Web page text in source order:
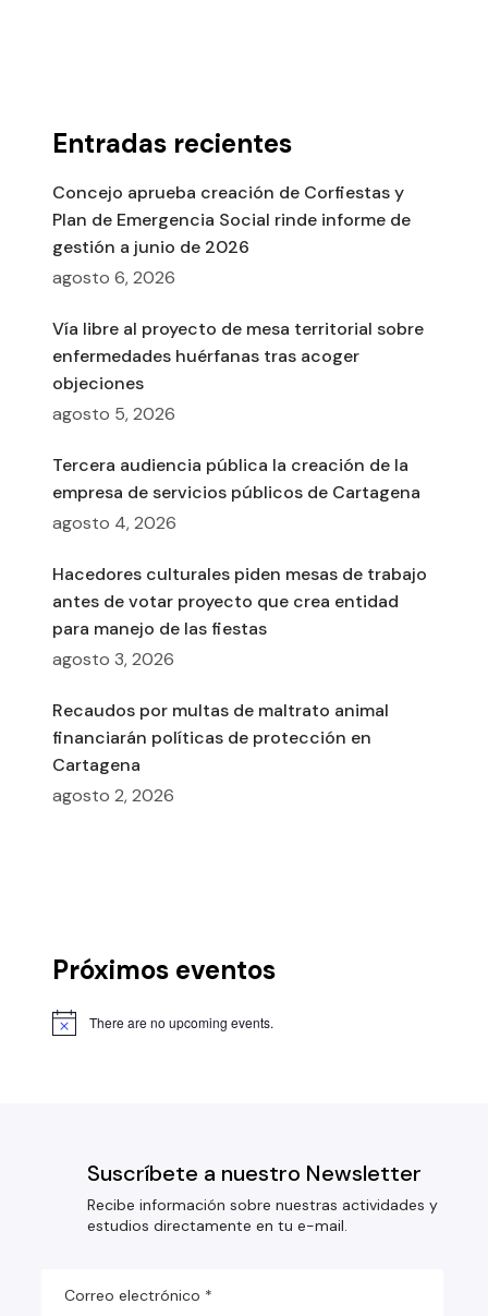
Entradas recientes
Concejo aprueba creación de Corfiestas y
Plan de Emergencia Social rinde informe de
gestión a junio de 2026
agosto 6, 2026
Vía libre al proyecto de mesa territorial sobre
enfermedades huérfanas tras acoger
objeciones
agosto 5, 2026
Tercera audiencia pública la creación de la
empresa de servicios públicos de Cartagena
agosto 4, 2026
Hacedores culturales piden mesas de trabajo
antes de votar proyecto que crea entidad
para manejo de las fiestas
agosto 3, 2026
Recaudos por multas de maltrato animal
financiarán políticas de protección en
Cartagena
agosto 2, 2026
Próximos eventos
There are no upcoming events.
Suscríbete a nuestro Newsletter
Recibe información sobre nuestras actividades y
estudios directamente en tu e-mail.